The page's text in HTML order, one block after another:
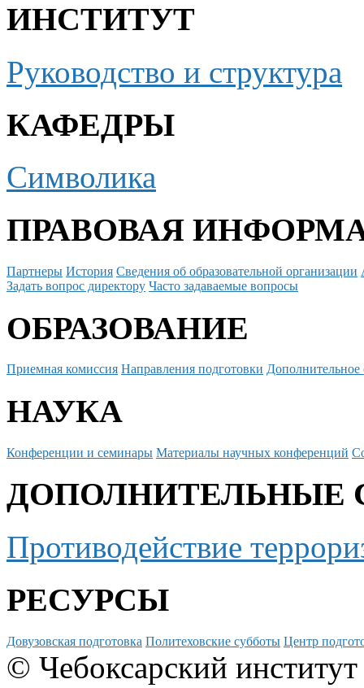
ИНСТИТУТ
Руководство и структура
КАФЕДРЫ
Символика
ПРАВОВАЯ
Партнеры История Сведения об образовательной организации
Задать вопрос директору Часто задаваемые вопросы
ОБРАЗОВАНИЕ
Приемная комиссия Направления подготовки Дополнительное
НАУКА
Конференции и семинары Материалы научных конференций
ДОПОЛНИТЕЛЬНЫЕ
Противодействие
РЕСУРСЫ
Довузовская подготовка Политеховские субботы Центр
© Чебоксарский